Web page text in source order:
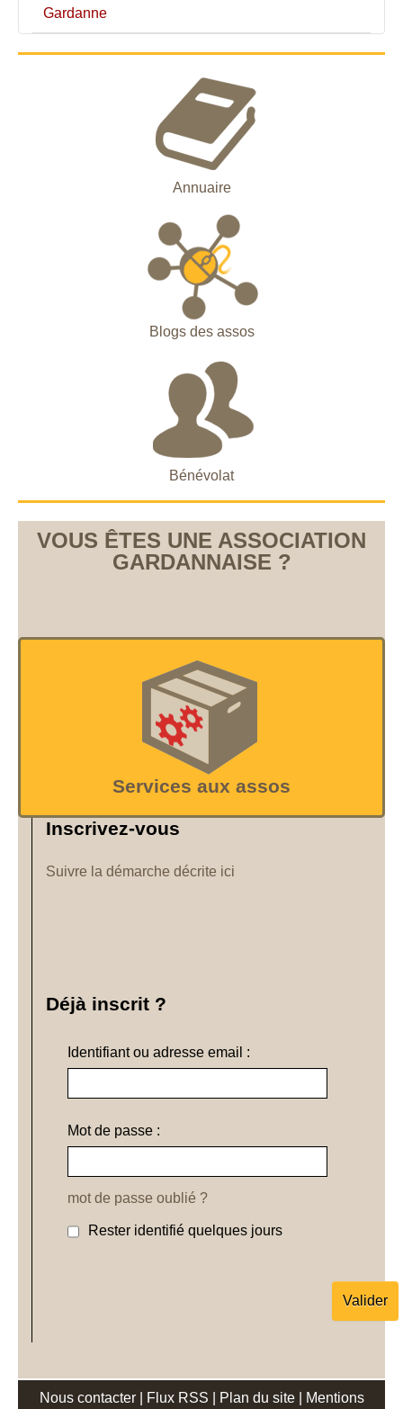
Gardanne
Annuaire
Blogs des assos
Bénévolat
VOUS ÊTES UNE ASSOCIATION
GARDANNAISE ?
Services aux assos
Inscrivez-vous
Suivre la démarche décrite ici
Déjà inscrit ?
Identifiant ou adresse email :
Mot de passe :
mot de passe oublié ?
Rester identifié quelques jours
Nous contacter Flux RSS Plan du site Mentions